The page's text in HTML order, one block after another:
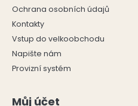
Ochrana osobních údajů
Kontakty
Vstup do velkoobchodu
Napište nám
Provizní systém
Můj účet